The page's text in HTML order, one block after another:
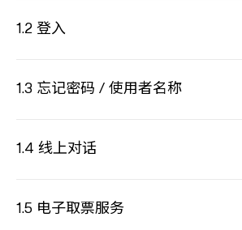
1.2 登入
1.3 忘记密码 / 使用者名称
1.4 线上对话
1.5 电子取票服务